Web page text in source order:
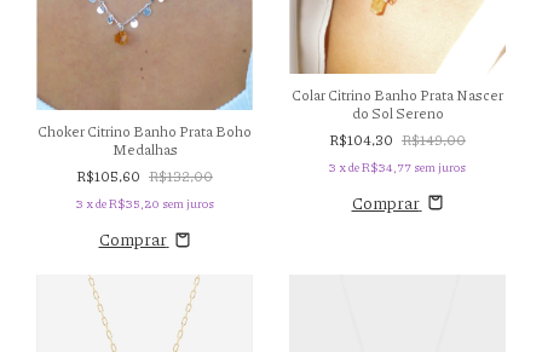
Choker Citrino Banho Prata Boho
Medalhas
R$105,60 R$132,00
3 x deR$35,20 sem juros
Comprar
Colar Citrino Banho Prata Nascer
do Sol Sereno
R$104,30 R$149,00
3 x deR$34,77 sem juros
Comprar